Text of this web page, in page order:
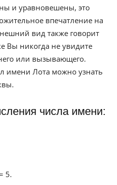
и уравновешены, это
впечатление на
вид также говорит
Вы никогда не увидите
или вызывающего.
имени Лота можно узнать
числа имени:
5.